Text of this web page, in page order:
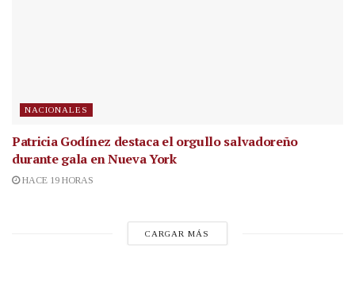
NACIONALES
Patricia Godínez destaca el orgullo salvadoreño
durante gala en Nueva York
HACE 19 HORAS
CARGAR MÁS